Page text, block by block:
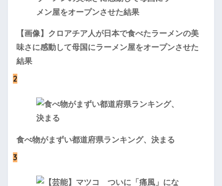
【画像】クロアチア人が日本で食べたラーメンの美
味さに感動して母国にラーメン屋をオープンさせた
結果
2
食べ物がまずい都道府県ランキング、決まる
3